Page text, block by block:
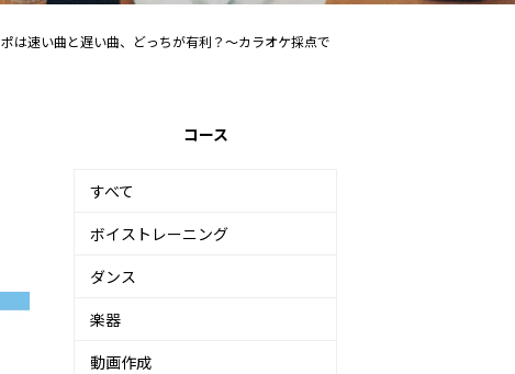
ポは速い曲と遅い曲、どっちが有利？～カラオケ採点で
コース
すべて
ボイストレーニング
ダンス
楽器
動画作成